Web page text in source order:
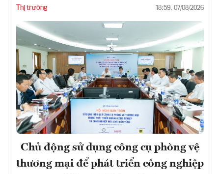
Thị trường 18:59, 07/08/2026
Chủ động sử dụng công cụ phòng vệ
thương mại để phát triển công nghiệp